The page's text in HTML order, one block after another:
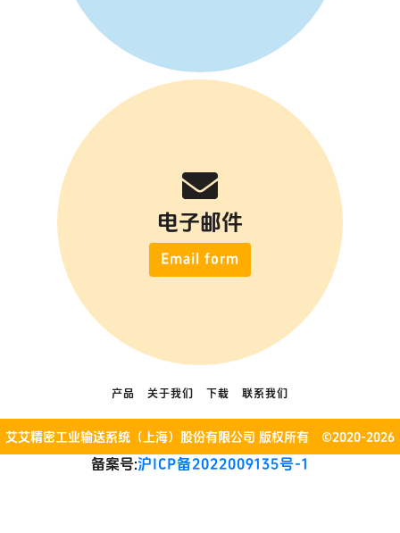
电子邮件
Email form
产品 关于我们 下载 联系我们
艾艾精密工业输送系统（上海）股份有限公司 版权所有 ©2020-2026
备案号:沪ICP备2022009135号-1